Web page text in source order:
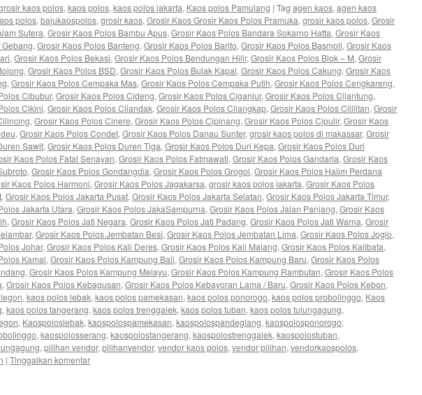
kaos polos, kaos polos, kaos polos jakarta, Kaos polos Pamulang | Tag agen kaos, agen kaos
polos, bajukaospolos, grosir kaos, Grosir Kaos Grosir Kaos Polos Pramuka, grosir kaos polos, Grosir
Sutera, Grosir Kaos Polos Bambu Apus, Grosir Kaos Polos Bandara Sokarno Hatta, Grosir Kaos
, Grosir Kaos Polos Banteng, Grosir Kaos Polos Barito, Grosir Kaos Polos Basmoll, Grosir Kaos
, Grosir Kaos Polos Bekasi, Grosir Kaos Polos Bendungan Hilir, Grosir Kaos Polos Blok – M, Grosir
, Grosir Kaos Polos BSD, Grosir Kaos Polos Bulak Kapal, Grosir Kaos Polos Cakung, Grosir Kaos
, Grosir Kaos Polos Cempaka Mas, Grosir Kaos Polos Cempaka Putih, Grosir Kaos Polos Cengkareng,
Cibubur, Grosir Kaos Polos Cideng, Grosir Kaos Polos Ciganjur, Grosir Kaos Polos Cijantung,
Cikini, Grosir Kaos Polos Cilandak, Grosir Kaos Polos Cilangkap, Grosir Kaos Polos Cililitan, Grosir
, Grosir Kaos Polos Cinere, Grosir Kaos Polos Cipinang, Grosir Kaos Polos Cipulir, Grosir Kaos
, Grosir Kaos Polos Condet, Grosir Kaos Polos Danau Sunter, grosir kaos polos di makassar, Grosir
Sawit, Grosir Kaos Polos Duren Tiga, Grosir Kaos Polos Duri Kepa, Grosir Kaos Polos Duri
Kaos Polos Fatal Senayan, Grosir Kaos Polos Fatmawati, Grosir Kaos Polos Gandaria, Grosir Kaos
, Grosir Kaos Polos Gondangdia, Grosir Kaos Polos Grogol, Grosir Kaos Polos Halim Perdana
Kaos Polos Harmoni, Grosir Kaos Polos Jagakarsa, grosir kaos polos jakarta, Grosir Kaos Polos
, Grosir Kaos Polos Jakarta Pusat, Grosir Kaos Polos Jakarta Selatan, Grosir Kaos Polos Jakarta Timur,
Jakarta Utara, Grosir Kaos Polos JakaSampurna, Grosir Kaos Polos Jalan Panjang, Grosir Kaos
, Grosir Kaos Polos Jati Negara, Grosir Kaos Polos Jati Padang, Grosir Kaos Polos Jati Warna, Grosir
, Grosir Kaos Polos Jembatan Besi, Grosir Kaos Polos Jembatan Lima, Grosir Kaos Polos Joglo,
Johar, Grosir Kaos Polos Kali Deres, Grosir Kaos Polos Kali Malang, Grosir Kaos Polos Kalibata,
Kamal, Grosir Kaos Polos Kampung Bali, Grosir Kaos Polos Kampung Baru, Grosir Kaos Polos
, Grosir Kaos Polos Kampung Melayu, Grosir Kaos Polos Kampung Rambutan, Grosir Kaos Polos
, Grosir Kaos Polos Kebagusan, Grosir Kaos Polos Kebayoran Lama / Baru, Grosir Kaos Polos Kebon,
, kaos polos lebak, kaos polos pamekasan, kaos polos ponorogo, kaos polos probolinggo, Kaos
, kaos polos tangerang, kaos polos trenggalek, kaos polos tuban, kaos polos tulungagung,
, Kaospoloslebak, kaospolospamekasan, kaospolospandeglang, kaospolosponorogo,
, kaospolosserang, kaospolostangerang, kaospolostrenggalek, kaospolostuban,
, pilihan vendor, pilihanvendor, vendor kaos polos, vendor pilihan, vendorkaospolos,
| Tinggalkan komentar